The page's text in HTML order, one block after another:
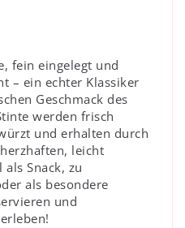
fein eingelegt und
– ein echter Klassiker
Geschmack des
werden frisch
und erhalten durch
leicht
Snack, zu
als besondere
und